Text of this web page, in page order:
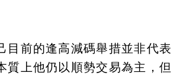
目前的逢高減碼舉措並非代表
質上他仍以順勢交易為主，但